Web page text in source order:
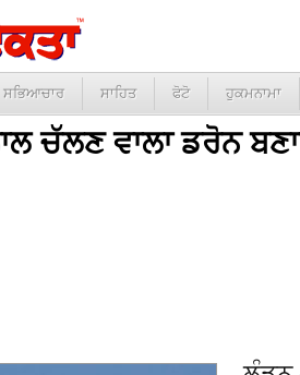
ਸਭਿਆਚਾਰ ਸਾਹਿਤ ਫੋਟੋ ਹੁਕਮਨਾਮਾ
ਚੱਲਣ ਵਾਲਾ ਡਰੋਨ